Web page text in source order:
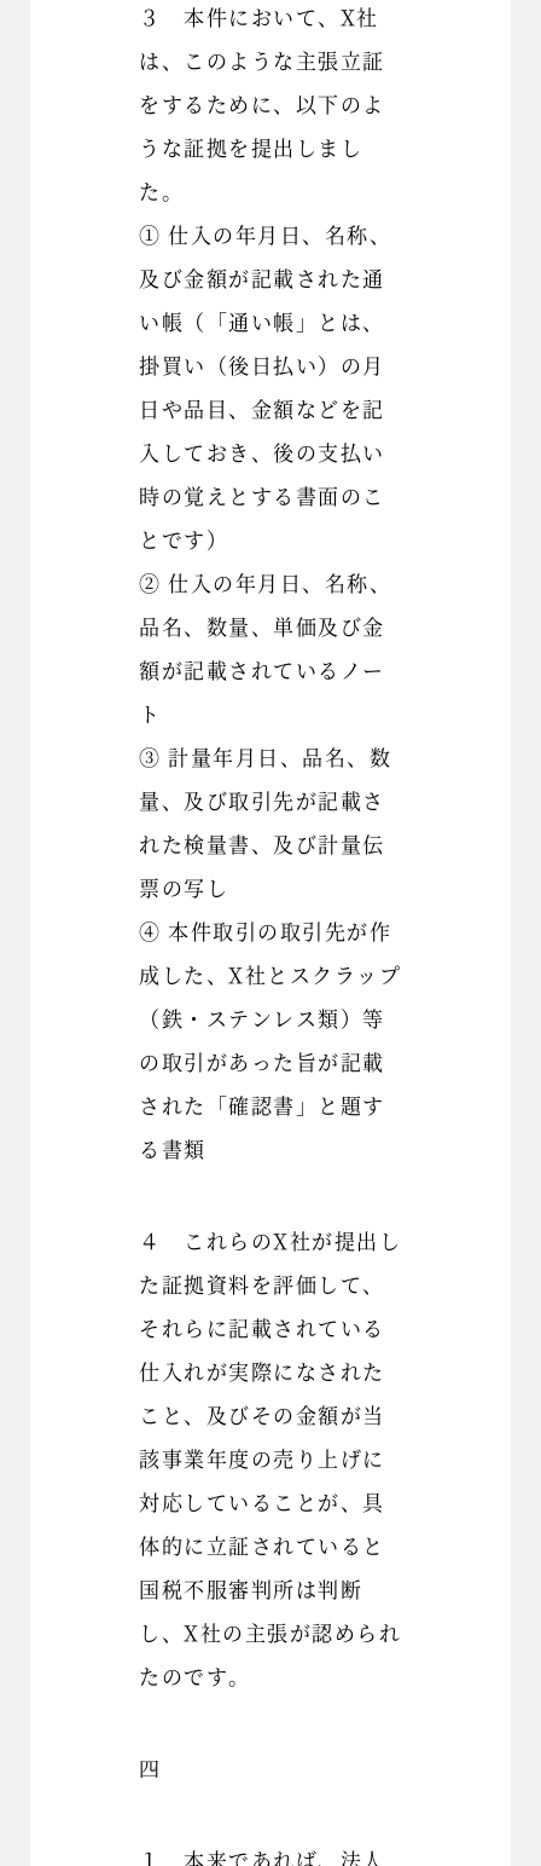
３ 本件において、X社
は、このような主張立証
をするために、以下のよ
うな証拠を提出しまし
た。
① 仕入の年月日、名称、
及び金額が記載された通
い帳（「通い帳」とは、
掛買い（後日払い）の月
日や品目、金額などを記
入しておき、後の支払い
時の覚えとする書面のこ
とです）
② 仕入の年月日、名称、
品名、数量、単価及び金
額が記載されているノー
ト
③ 計量年月日、品名、数
量、及び取引先が記載さ
れた検量書、及び計量伝
票の写し
④ 本件取引の取引先が作
成した、X社とスクラップ
（鉄・ステンレス類）等
の取引があった旨が記載
された「確認書」と題す
る書類
４ これらのX社が提出し
た証拠資料を評価して、
それらに記載されている
仕入れが実際になされた
こと、及びその金額が当
該事業年度の売り上げに
対応していることが、具
体的に立証されていると
国税不服審判所は判断
し、X社の主張が認められ
たのです。
四
１ 本来であれば、法人